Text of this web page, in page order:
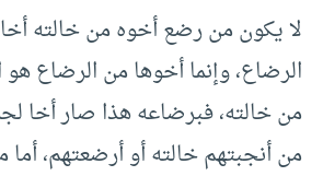
لا يكون من رضع أخوه من خالته
الرضاع، وإنما أخوها من الرضاع
من خالته، فبرضاعه هذا صار أخا
من أنجبتهم خالته أو أرضعتهم،